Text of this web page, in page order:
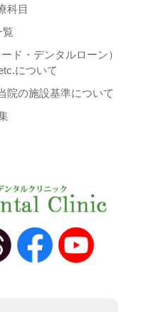
科目
覧
ド・デンタルローン）
について
院の施設基準について